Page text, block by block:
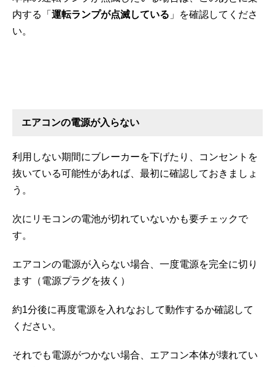
内する「 運転ランプが点滅している 」を確認してくださ
い。
エアコンの電源が入らない
利用しない期間にブレーカーを下げたり、コンセントを
抜いている可能性があれば、最初に確認しておきましょ
う。
次にリモコンの電池が切れていないかも要チェックで
す。
エアコンの電源が入らない場合、一度電源を完全に切り
ます（電源プラグを抜く）
約1分後に再度電源を入れなおして動作するか確認して
ください。
それでも電源がつかない場合、エアコン本体が壊れてい